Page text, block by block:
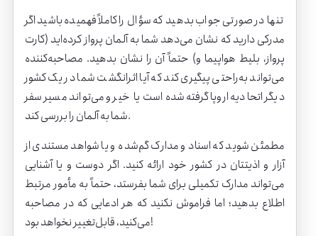
تنها در صورتی جواب بدهید که سؤال را کاملاً فهمیده باشید اگر
مدرکی دارید که نشان می‌دهد شما به آلمان پرواز کرده‌اید (کارت
پرواز، بلیط هواپیما و) حتماً آن را نشان بدهید. مصاحبه‌کننده
می‌تواند به‌راحتی پیگیری کند که آیا اثرانگشت شما در یک کشور
دیگر اتحادیه اروپا گرفته‌شده است یا خیر و می‌تواند مسیر سفر
شما به آلمان را بررسی کند.
مطمئن شوید که اسناد و مدارک گم‌شده و یا شواهد مستندی از
آزار و اذیتتان در کشور خود ارائه کنید. اگر دوست و یا آشنایی
می‌تواند مدارک تکمیلی برای شما بفرستد، حتماً به مأمور مرتبط
اطلاع بدهید؛ اما فراموش نکنید که هر ادعایی که در مصاحبه
می‌کنید، قابل‌تغییر نخواهد بود!